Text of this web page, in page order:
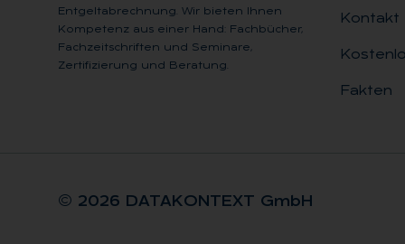
Entgeltabrechnung. Wir bieten Ihnen
Kompetenz aus einer Hand: Fachbücher,
Fachzeitschriften und Seminare,
Zertifizierung und Beratung.
Kontakt
Fakten
© 2026 DA­TA­KON­TEXT GmbH